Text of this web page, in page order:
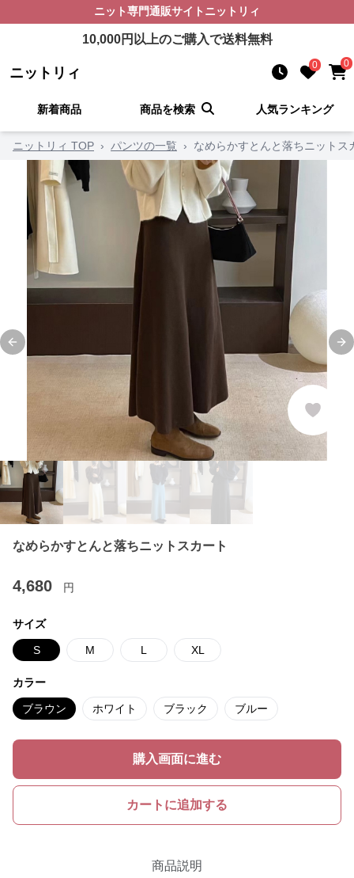
ニット専門通販サイト ニットリィ
10,000円以上のご購入で送料無料
ニットリィ 0 0
新着商品 商品を検索 人気ランキング
ニットリィ TOP › パンツの一覧 › なめらかすとんと落ちニットス
Previous slide
なめらかすとんと落ちニットスカート
4,680 円
サイズ
S M L XL
カラー
ブラウン ホワイト ブラック ブルー
購入画面に進む
カートに追加する
商品説明